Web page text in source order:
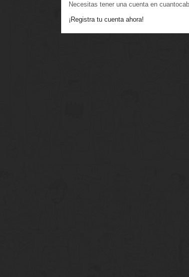
Necesitas tener una cuenta en
¡Registra tu cuenta ahora!